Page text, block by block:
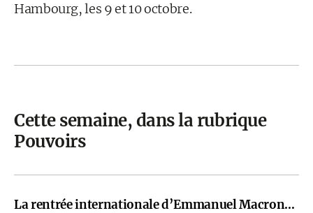
Hambourg, les 9 et 10 octobre.
Cette semaine, dans la rubrique
Pouvoirs
La rentrée internationale d’Emmanuel Macron…